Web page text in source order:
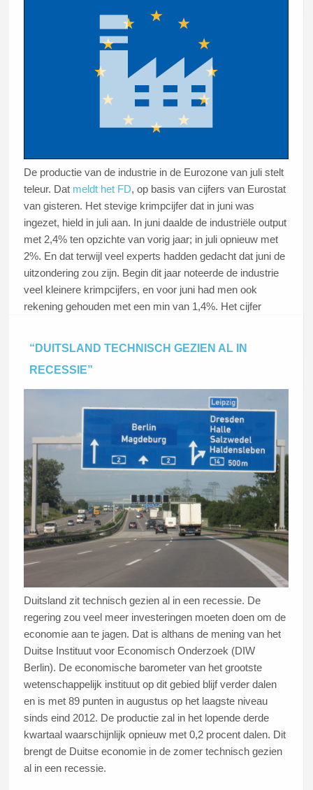
De productie van de industrie in de Eurozone van juli stelt
teleur. Dat meldt het FD, op basis van cijfers van Eurostat
van gisteren. Het stevige krimpcijfer dat in juni was
ingezet, hield in juli aan. In juni daalde de industriële output
met 2,4% ten opzichte van vorig jaar; in juli opnieuw met
2%. En dat terwijl veel experts hadden gedacht dat juni de
uitzondering zou zijn. Begin dit jaar noteerde de industrie
veel kleinere krimpcijfers, en voor juni had men ook
rekening gehouden met een min van 1,4%. Het cijfer
“DUITSLAND TECHNISCH GEZIEN AL IN
RECESSIE”
Duitsland zit technisch gezien al in een recessie. De
regering zou veel meer investeringen moeten doen om de
economie aan te jagen. Dat is althans de mening van het
Duitse Instituut voor Economisch Onderzoek (DIW
Berlin). De economische barometer van het grootste
wetenschappelijk instituut op dit gebied blijf verder dalen
en is met 89 punten in augustus op het laagste niveau
sinds eind 2012. De productie zal in het lopende derde
kwartaal waarschijnlijk opnieuw met 0,2 procent dalen. Dit
brengt de Duitse economie in de zomer technisch gezien
al in een recessie.